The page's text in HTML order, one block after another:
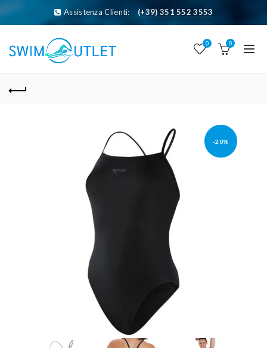
Assistenza Clienti: (+39) 351 552 3553
0 0
-20%